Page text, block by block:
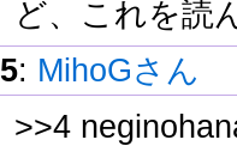
ど、これを読
5: MihoGさん
>>4